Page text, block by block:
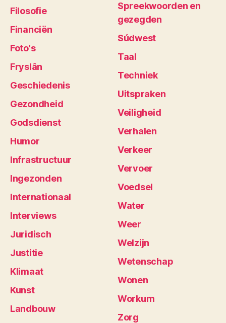
Filosofie
Financiën
Foto's
Fryslân
Geschiedenis
Gezondheid
Godsdienst
Humor
Infrastructuur
Ingezonden
Internationaal
Interviews
Juridisch
Justitie
Klimaat
Kunst
Landbouw
Spreekwoorden en
gezegden
Súdwest
Taal
Techniek
Uitspraken
Veiligheid
Verhalen
Verkeer
Vervoer
Voedsel
Water
Weer
Welzijn
Wetenschap
Wonen
Workum
Zorg